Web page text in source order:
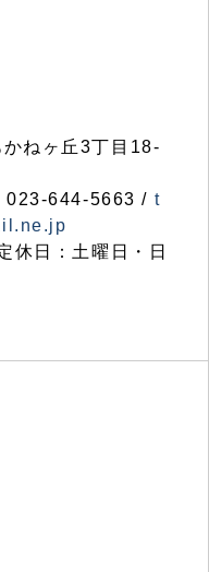
ねヶ丘3丁目18-
023-644-5663 / t
休日：土曜日・日